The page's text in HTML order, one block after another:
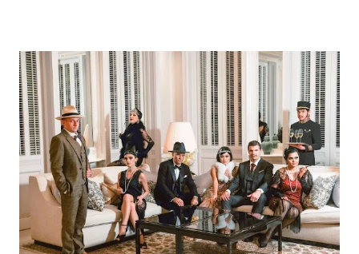
karyawan. Aktivitas utamanya meliputi fun games, team building
(komunikasi/kepercayaan), offroad, paintball, raftering, archery
battle, hingga gathering santai seperti BBQ dan gala dinner.
Kegiatan yang Cocok Untuk Outing Gathering Berikut adalah
rincian kegiatan yang cocok untuk paket outing gathering
lengkap: Aktivitas Team Building (Pembangun Tim): Fun Team
Building Outbound: Permainan kelompok yang dirancang untuk
meningkatkan kerja sama, komunikasi, dan memecahkan
hambatan antar divisi...